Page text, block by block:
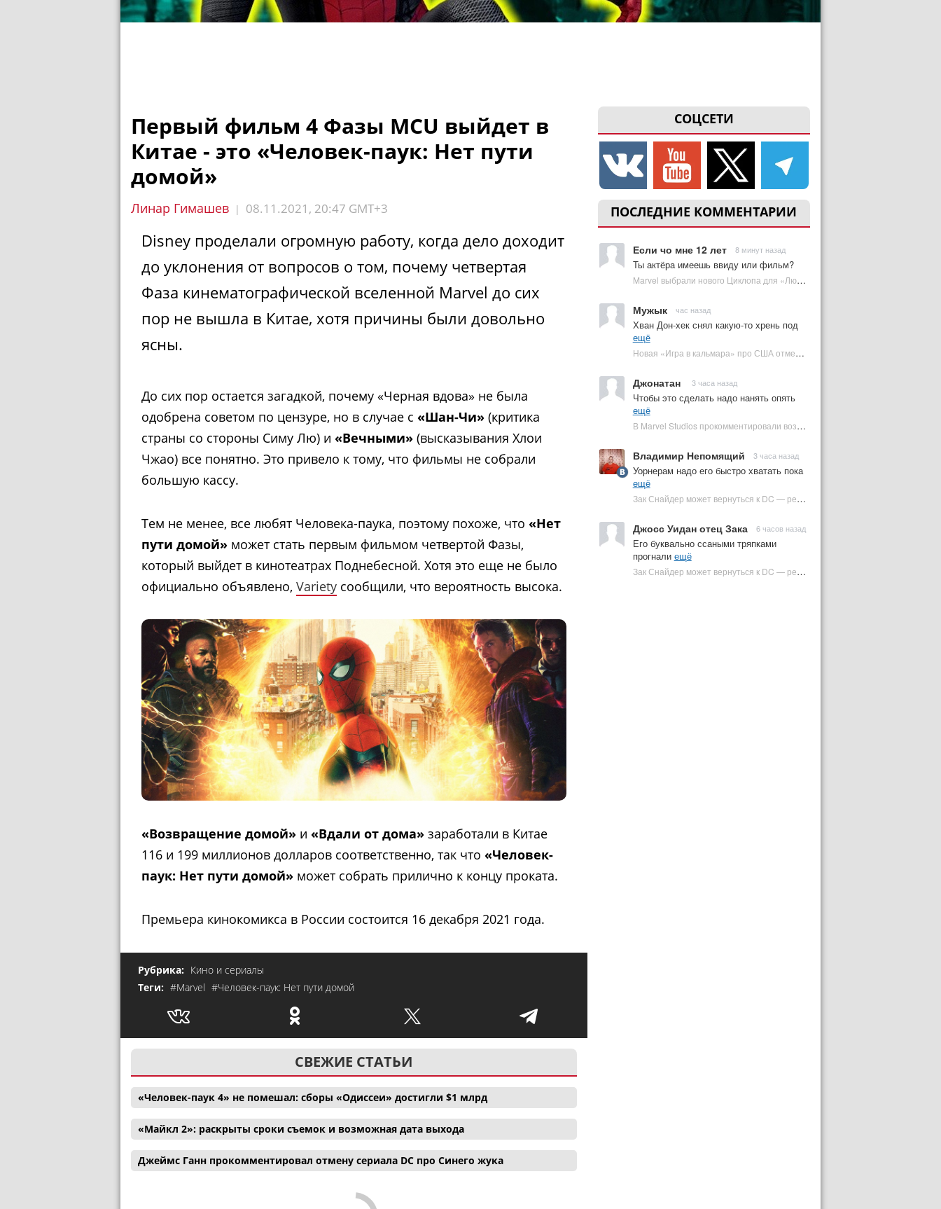
СОЦСЕТИ
ПОСЛЕДНИЕ КОММЕНТАРИИ
Если чо мне 12 лет 8 минут назад
Ты актёра имеешь ввиду или фильм?
Marvel выбрали нового Циклопа для «Людей Икс» | Plugged In Ru
Мужык час назад
Хван Дон-хек снял какую-то хрень под
ещё
Новая «Игра в кальмара» про США отменена | Plugged In Ru
Джонатан 3 часа назад
Чтобы это сделать надо нанять опять
ещё
В Marvel Studios прокомментировали возвращение Канга на экраны | Plugged In Ru
Владимир Непомящий 3 часа назад
Уорнерам надо его быстро хватать пока
ещё
Зак Снайдер может вернуться к DC — режиссер общался с Warner Bros. (фото) | Plugged In Ru
Джосс Уидан отец Зака 6 часов назад
Его буквально ссаными тряпками
прогнали ещё
Зак Снайдер может вернуться к DC — режиссер общался с Warner Bros. (фото) | Plugged In Ru
Первый фильм 4 Фазы MCU выйдет в
Китае - это «Человек-паук: Нет пути
домой»
Линар Гимашев | 08.11.2021, 20:47 GMT+3
Disney проделали огромную работу, когда дело доходит
до уклонения от вопросов о том, почему четвертая
Фаза кинематографической вселенной Marvel до сих
пор не вышла в Китае, хотя причины были довольно
ясны.
До сих пор остается загадкой, почему «Черная вдова» не была
одобрена советом по цензуре, но в случае с «Шан-Чи» (критика
страны со стороны Симу Лю) и «Вечными» (высказывания Хлои
Чжао) все понятно. Это привело к тому, что фильмы не собрали
большую кассу.
Тем не менее, все любят Человека-паука, поэтому похоже, что «Нет
пути домой» может стать первым фильмом четвертой Фазы,
который выйдет в кинотеатрах Поднебесной. Хотя это еще не было
официально объявлено, Variety сообщили, что вероятность высока.
«Возвращение домой» и «Вдали от дома» заработали в Китае
116 и 199 миллионов долларов соответственно, так что «Человек-
паук: Нет пути домой» может собрать прилично к концу проката.
Премьера кинокомикса в России состоится 16 декабря 2021 года.
Рубрика: Кино и сериалы
Теги: #Marvel #Человек-паук: Нет пути домой
СВЕЖИЕ СТАТЬИ
«Человек-паук 4» не помешал: сборы «Одиссеи» достигли $1 млрд
«Майкл 2»: раскрыты сроки съемок и возможная дата выхода
Джеймс Ганн прокомментировал отмену сериала DC про Синего жука